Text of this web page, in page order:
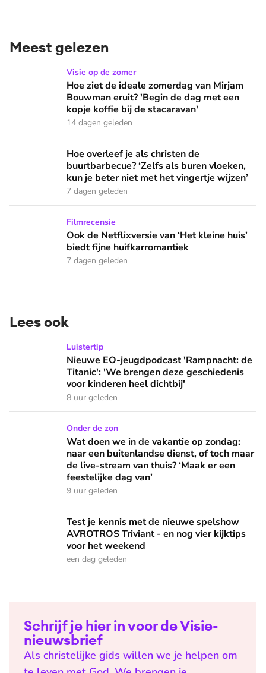
Meest gelezen
Hoe ziet de ideale zomerdag van Mirjam Bouwman eruit?
Visie op de zomer
Hoe ziet de ideale zomerdag van Mirjam
Bouwman eruit? 'Begin de dag met een
kopje koffie bij de stacaravan'
14 dagen geleden
Hoe overleef je als christen de buurtbarbecue? ‘Zelfs als
Hoe overleef je als christen de
buurtbarbecue? ‘Zelfs als buren vloeken,
kun je beter niet met het vingertje wijzen’
7 dagen geleden
Ook de Netflixversie van ‘Het kleine huis’ biedt fijne
Filmrecensie
Ook de Netflixversie van ‘Het kleine huis’
biedt fijne huifkarromantiek
7 dagen geleden
Lees ook
Nieuwe EO-jeugdpodcast 'Rampnacht: de Titanic': 'We
Luistertip
Nieuwe EO-jeugdpodcast 'Rampnacht: de
Titanic': 'We brengen deze geschiedenis
voor kinderen heel dichtbij'
8 uur geleden
Wat doen we in de vakantie op zondag: naar een
Onder de zon
Wat doen we in de vakantie op zondag:
naar een buitenlandse dienst, of toch maar
de live-stream van thuis? ‘Maak er een
feestelijke dag van’
9 uur geleden
Test je kennis met de nieuwe spelshow AVROTROS
Test je kennis met de nieuwe spelshow
AVROTROS Triviant - en nog vier kijktips
voor het weekend
een dag geleden
Schrijf je hier in voor de Visie-
nieuwsbrief
Als christelijke gids willen we je helpen om